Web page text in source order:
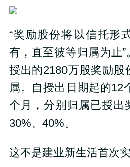
“奖励股份将以信托形
有，直至彼等归属为止
授出的2180万股奖励股
属。自授出日期起的12
个月，分别归属已授出
30%、40%。
这不是建业新生活首次